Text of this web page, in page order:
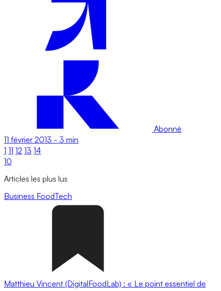
Abonné
11 février 2013 - 3 min
1 11 12 13 14
10
Articles les plus lus
Business FoodTech
Matthieu Vincent (DigitalFoodLab) : « Le point essentiel de